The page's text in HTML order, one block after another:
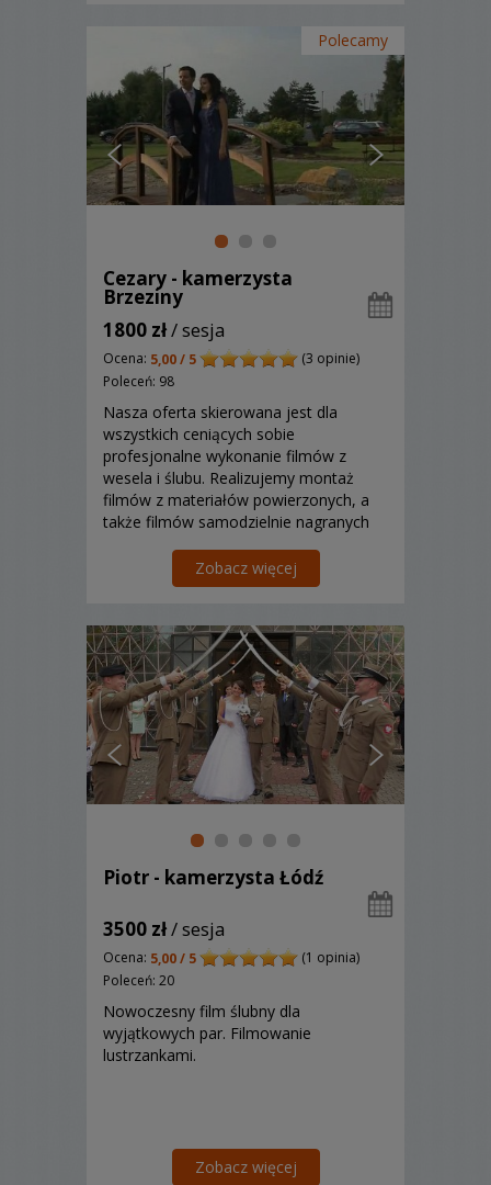
Polecamy
Cezary - kamerzysta
Brzeziny
1800 zł/ sesja
Ocena: 5,00 / 5
(3 opinie)
Poleceń: 98
Nasza oferta skierowana jest dla
wszystkich ceniących sobie
profesjonalne wykonanie filmów z
wesela i ślubu. Realizujemy montaż
filmów z materiałów powierzonych, a
także filmów samodzielnie nagranych
szczegółami naszych usług.
Zobacz więcej
Piotr - kamerzysta Łódź
3500 zł/ sesja
Ocena: 5,00 / 5
(1 opinia)
Poleceń: 20
Nowoczesny film ślubny dla
wyjątkowych par. Filmowanie
lustrzankami.
Zobacz więcej